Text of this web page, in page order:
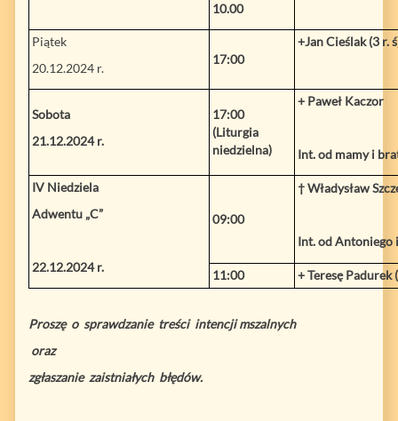
10.00
Piątek
20.12.2024 r.
17:00
+Jan Cieślak (3 r.
Sobota
21.12.2024 r.
17:00
(Liturgia
niedzielna)
+ Paweł Kaczor
Int. od mamy i
IV Niedziela
Adwentu „C”
22.12.2024 r.
09:00
† Władysław
Int. od Antoniego
11:00 + Teresę Padurek
Proszę o sprawdzanie treści intencji mszalnych
oraz
zgłaszanie zaistniałych błędów.